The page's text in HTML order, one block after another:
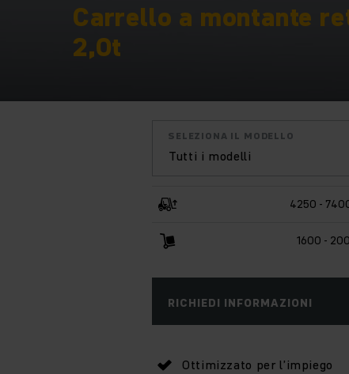
Carrello a montante
2,0t
Tutti i modelli
SELEZIONA IL MODELLO
4250 -
1600 -
RICHIEDI INFORMAZIONI
Ottimizzato per l’impiego